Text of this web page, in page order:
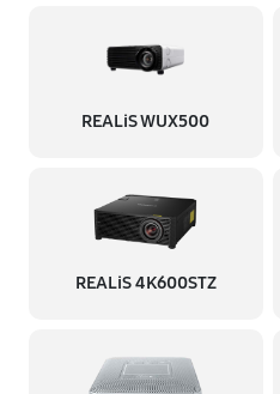
REALiS WUX500
REALiS 4K600STZ